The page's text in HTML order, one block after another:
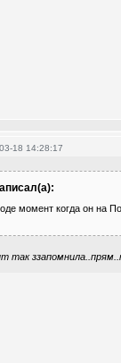
18 14:28:17
момент когда он на
так